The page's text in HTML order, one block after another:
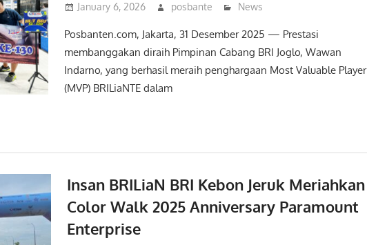
January 6, 2026 posbante News
Posbanten.com, Jakarta, 31 Desember 2025 — Prestasi
membanggakan diraih Pimpinan Cabang BRI Joglo, Wawan
Indarno, yang berhasil meraih penghargaan Most Valuable Player
(MVP) BRILiaNTE dalam
Insan BRILiaN BRI Kebon Jeruk Meriahkan
Color Walk 2025 Anniversary Paramount
Enterprise